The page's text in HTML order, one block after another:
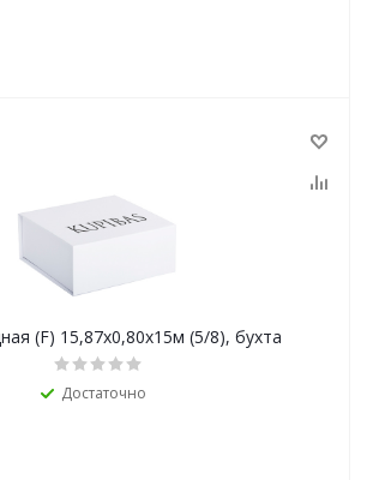
(F) 15,87х0,80х15м (5/8), бухта
Достаточно